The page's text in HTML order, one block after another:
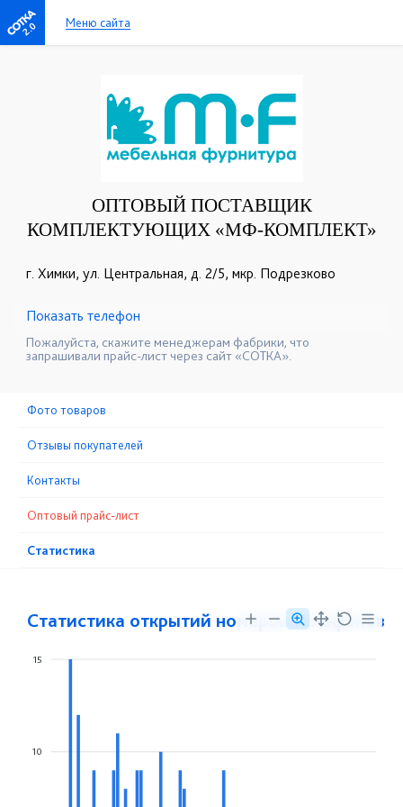
2.0 Меню сайта
ОПТОВЫЙ ПОСТАВЩИК
КОМПЛЕКТУЮЩИХ «МФ-КОМПЛЕКТ»
г. Химки, ул. Центральная, д. 2/5, мкр. Подрезково
☎+7(495)925-26-27
Показать телефон
Пожалуйста, скажите менеджерам фабрики, что
запрашивали прайс-лист через сайт «СОТКА».
Фото товаров
Отзывы покупателей
Контакты
Оптовый прайс-лист
Статистика
Статистика открытий номеров телефонов
15
10